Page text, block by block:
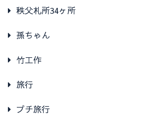
秩父札所34ヶ所
孫ちゃん
竹工作
旅行
プチ旅行